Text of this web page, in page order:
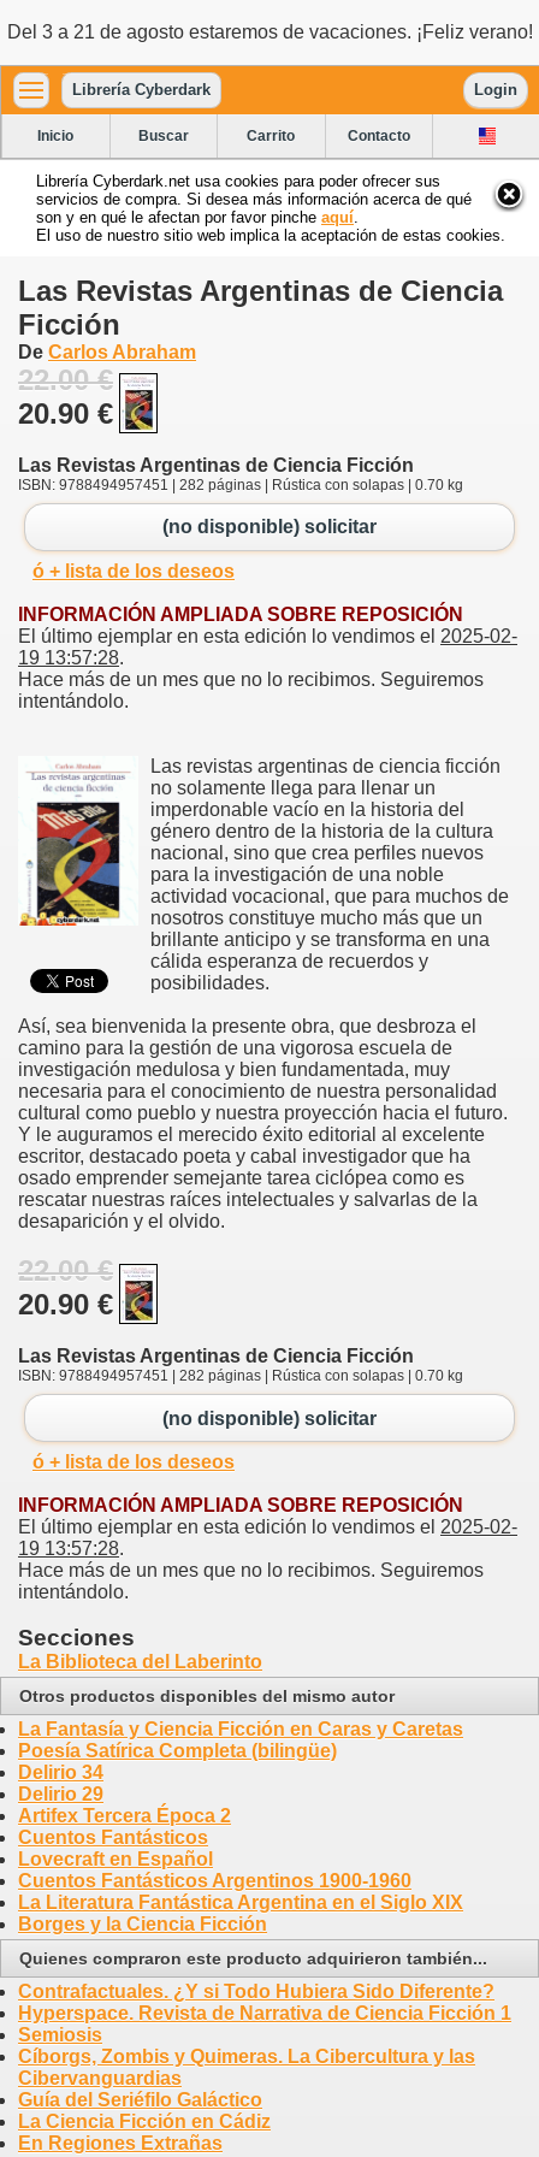
Del 3 a 21 de agosto estaremos de vacaciones. ¡Feliz verano!
Librería Cyberdark Login
Inicio Buscar Carrito Contacto
Librería Cyberdark.net usa cookies para poder ofrecer sus
servicios de compra. Si desea más información acerca de qué
son y en qué le afectan por favor pinche aquí
El uso de nuestro sitio web implica la aceptación de estas cookies.
Las Revistas Argentinas de Ciencia
Ficción
De Carlos Abraham
22.00 €
20.90 €
Las Revistas Argentinas de Ciencia Ficción
ISBN: 9788494957451 | 282 páginas | Rústica con solapas | 0.70 kg
(no disponible) solicitar
ó + lista de los deseos
INFORMACIÓN AMPLIADA SOBRE REPOSICIÓN
El último ejemplar en esta edición lo vendimos el 2025-02-
19 13:57:28.
Hace más de un mes que no lo recibimos. Seguiremos
intentándolo.
Las revistas argentinas de ciencia ficción
no solamente llega para llenar un
imperdonable vacío en la historia del
género dentro de la historia de la cultura
nacional, sino que crea perfiles nuevos
para la investigación de una noble
actividad vocacional, que para muchos de
nosotros constituye mucho más que un
brillante anticipo y se transforma en una
cálida esperanza de recuerdos y
posibilidades.
Así, sea bienvenida la presente obra, que desbroza el
camino para la gestión de una vigorosa escuela de
investigación medulosa y bien fundamentada, muy
necesaria para el conocimiento de nuestra personalidad
cultural como pueblo y nuestra proyección hacia el futuro.
Y le auguramos el merecido éxito editorial al excelente
escritor, destacado poeta y cabal investigador que ha
osado emprender semejante tarea ciclópea como es
rescatar nuestras raíces intelectuales y salvarlas de la
desaparición y el olvido.
22.00 €
20.90 €
Las Revistas Argentinas de Ciencia Ficción
ISBN: 9788494957451 | 282 páginas | Rústica con solapas | 0.70 kg
(no disponible) solicitar
ó + lista de los deseos
INFORMACIÓN AMPLIADA SOBRE REPOSICIÓN
El último ejemplar en esta edición lo vendimos el 2025-02-
19 13:57:28.
Hace más de un mes que no lo recibimos. Seguiremos
intentándolo.
Secciones
La Biblioteca del Laberinto
Otros productos disponibles del mismo autor
La Fantasía y Ciencia Ficción en Caras y Caretas
Poesía Satírica Completa (bilingüe)
Delirio 34
Delirio 29
Artifex Tercera Época 2
Cuentos Fantásticos
Lovecraft en Español
Cuentos Fantásticos Argentinos 1900-1960
La Literatura Fantástica Argentina en el Siglo XIX
Borges y la Ciencia Ficción
Quienes compraron este producto adquirieron también...
Contrafactuales. ¿Y si Todo Hubiera Sido Diferente?
Hyperspace. Revista de Narrativa de Ciencia Ficción 1
Semiosis
Cíborgs, Zombis y Quimeras. La Cibercultura y las
Cibervanguardias
Guía del Seriéfilo Galáctico
La Ciencia Ficción en Cádiz
En Regiones Extrañas